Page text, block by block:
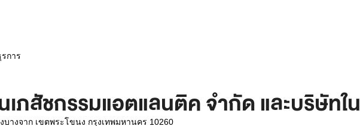
การ
เภสัชกรรมแอตแลนติค จำกัด และบริษัทใ
างจาก เขตพระโขนง กรุงเทพมหานคร 10260